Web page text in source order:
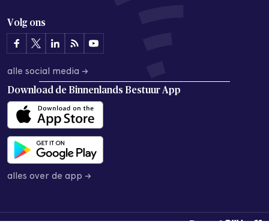
Volg ons
alle social media →
Download de Binnenlands Bestuur App
alles over de app →